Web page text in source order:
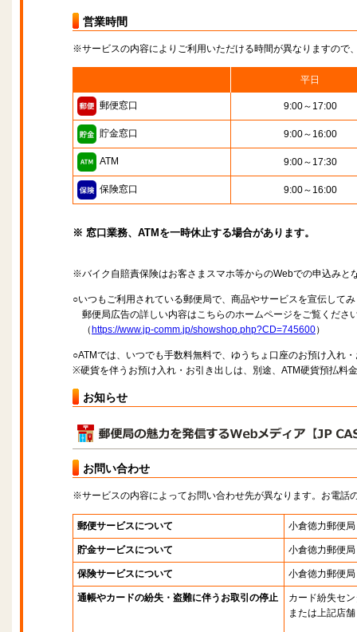
営業時間
※サービスの内容によりご利用いただける時間が異なりますので
平日
郵便窓口 9:00～17:00
貯金窓口 9:00～16:00
ATM 9:00～17:30
保険窓口 9:00～16:00
※ 窓口業務、ATMを一時休止する場合があります。
※バイク自賠責保険はお客さまスマホ等からのWebでの申込みと
○いつもご利用されている郵便局で、商品やサービスを宣伝して
郵便局広告の詳しい内容はこちらのホームページをご覧くださ
（ https://www.jp-comm.jp/showshop.php?CD=745600）
○ATMでは、いつでも手数料無料で、ゆうちょ口座のお預け入れ
※硬貨を伴うお預け入れ・お引き出しは、別途、ATM硬貨預払料
お知らせ
お問い合わせ
※サービスの内容によってお問い合わせ先が異なります。お電話
郵便サービスについて 小倉徳力郵便局
貯金サービスについて 小倉徳力郵便局
保険サービスについて 小倉徳力郵便局
通帳やカードの紛失・盗難に伴うお取引の停止
カード紛失セ
または上記店舗